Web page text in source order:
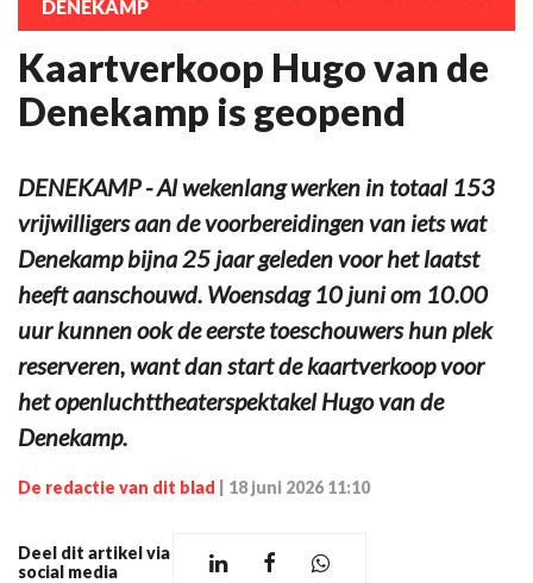
DENEKAMP
Kaartverkoop Hugo van de
Denekamp is geopend
DENEKAMP - Al wekenlang werken in totaal 153
vrijwilligers aan de voorbereidingen van iets wat
Denekamp bijna 25 jaar geleden voor het laatst
heeft aanschouwd. Woensdag 10 juni om 10.00
uur kunnen ook de eerste toeschouwers hun plek
reserveren, want dan start de kaartverkoop voor
het openluchttheaterspektakel Hugo van de
Denekamp.
De redactie van dit blad 18 juni 2026 11:10
Deel dit artikel via
social media